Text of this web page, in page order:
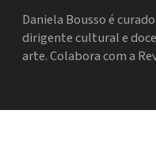
Daniela Bousso é
dirigente cultural e
arte. Colabora com a